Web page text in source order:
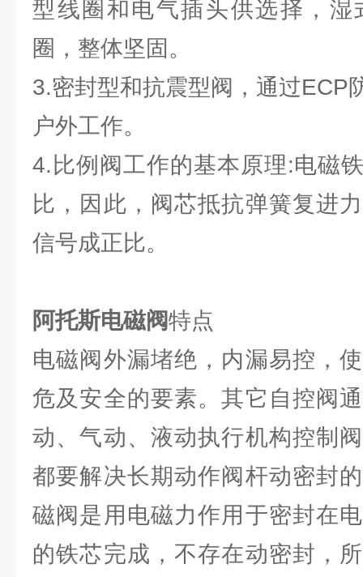
型线圈和电气插头供选择，湿
圈，整体坚固。
3.密封型和抗震型阀，通过ECP
户外工作。
4.比例阀工作的基本原理:电磁
比，因此，阀芯抵抗弹簧复进
信号成正比。
阿托斯电磁阀特点
电磁阀外漏堵绝，内漏易控，
危及安全的要素。其它自控阀
动、气动、液动执行机构控制
都要解决长期动作阀杆动密封
磁阀是用电磁力作用于密封在
的铁芯完成，不存在动密封，